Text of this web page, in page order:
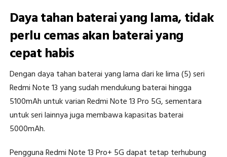
Daya tahan baterai yang lama, tidak
perlu cemas akan baterai yang
cepat habis
Dengan daya tahan baterai yang lama dari ke lima (5) seri
Redmi Note 13 yang sudah mendukung baterai hingga
5100mAh untuk varian Redmi Note 13 Pro 5G, sementara
untuk seri lainnya juga membawa kapasitas baterai
5000mAh.
Pengguna Redmi Note 13 Pro+ 5G dapat tetap terhubung